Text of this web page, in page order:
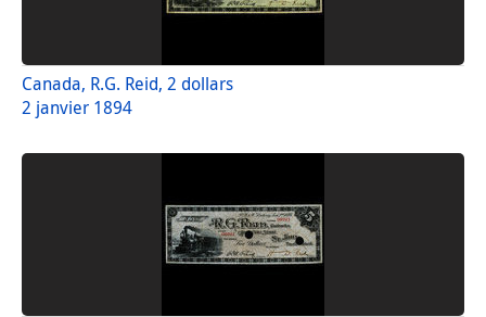
Canada, R.G. Reid, 2 dollars
2 janvier 1894